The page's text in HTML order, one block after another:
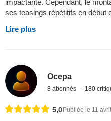
impactante. Cependant, le
ses teasings répétitifs en début
Lire plus
Ocepa
8 abonnés 180
5,0Publiée le 11